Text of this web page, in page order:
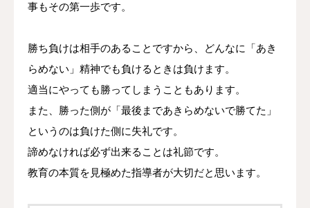
事もその第一歩です。
勝ち負けは相手のあることですから、どんなに「あき
らめない」精神でも負けるときは負けます。
適当にやっても勝ってしまうこともあります。
また、勝った側が「最後まであきらめないで勝てた」
というのは負けた側に失礼です。
諦めなければ必ず出来ることは礼節です。
教育の本質を見極めた指導者が大切だと思います。